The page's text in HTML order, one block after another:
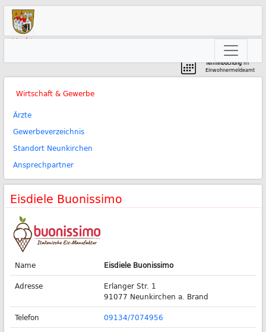
Markt
Terminbuchungim
Einwohnermeldeamt
Wirtschaft & Gewerbe
Ärzte
Gewerbeverzeichnis
Standort Neunkirchen
Ansprechpartner
Eisdiele Buonissimo
Name
Eisdiele Buonissimo
Adresse
Erlanger Str. 1
91077 Neunkirchen a. Brand
Telefon
09134/7074956